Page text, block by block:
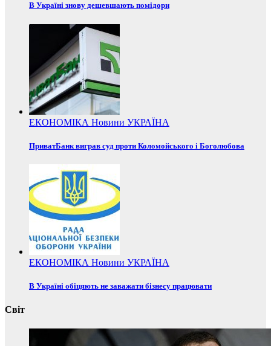
В Україні знову дешевшають помідори
ЕКОНОМІКА Новини УКРАЇНА
ПриватБанк виграв суд проти Коломойського і Боголюбова
ЕКОНОМІКА Новини УКРАЇНА
В Україні обіцяють не заважати бізнесу працювати
Світ